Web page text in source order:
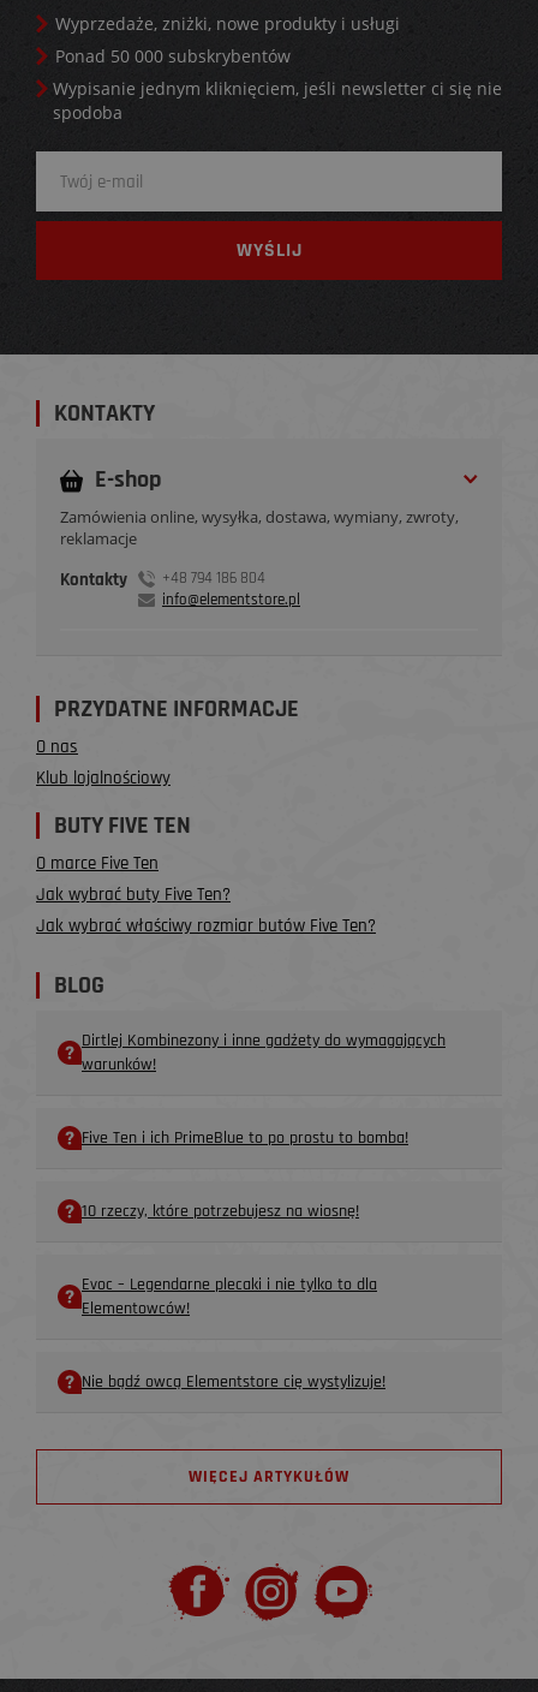
Wyprzedaże, zniżki, nowe produkty i usługi
Ponad 50 000 subskrybentów
Wypisanie jednym kliknięciem, jeśli newsletter ci się nie
spodoba
KONTAKTY
E-shop
Zamówienia online, wysyłka, dostawa, wymiany, zwroty,
reklamacje
Kontakty
+48 794 186 804
info@elementstore.pl
PRZYDATNE INFORMACJE
O nas
Klub lojalnościowy
BUTY FIVE TEN
O marce Five Ten
Jak wybrać buty Five Ten?
Jak wybrać właściwy rozmiar butów Five Ten?
BLOG
Dirtlej Kombinezony i inne gadżety do wymagających
warunków!
Five Ten i ich PrimeBlue to po prostu to bomba!
10 rzeczy, które potrzebujesz na wiosnę!
Evoc – Legendarne plecaki i nie tylko to dla
Elementowców!
Nie bądź owcą Elementstore cię wystylizuje!
WIĘCEJ ARTYKUŁÓW